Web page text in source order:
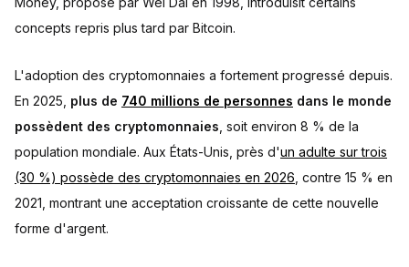
concepts repris plus tard par Bitcoin.
L'adoption des cryptomonnaies a fortement progressé depuis.
En 2025, plus de 740 millions de personnes dans le monde
possèdent des cryptomonnaies , soit environ 8 % de la
population mondiale. Aux États-Unis, près d'un adulte sur trois
(30 %) possède des cryptomonnaies en 2026 , contre 15 % en
2021, montrant une acceptation croissante de cette nouvelle
forme d'argent.